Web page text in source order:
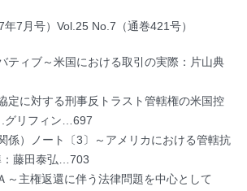
7月号）Vol.25 No.7（通巻421号）
ティブ～米国における取引の実際：片山典
定に対する刑事反トラスト管轄権の米国控
.グリフィン…697
係）ノート〔3〕～アメリカにおける管轄抗
：藤田泰弘…703
～主権返還に伴う法律問題を中心として